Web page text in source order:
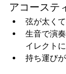
アコーステ
弦が太く
生音で演
イレクト
持ち運び